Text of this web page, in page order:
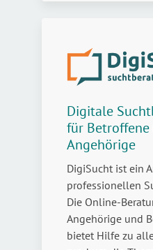
Digitale
für Betroffene
Angehörige
DigiSucht ist ein
professionellen
Die Online-
Angehörige und
bietet Hilfe zu